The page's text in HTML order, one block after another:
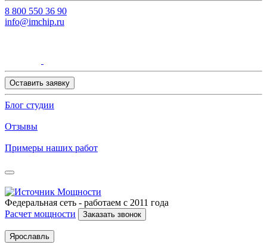
8 800 550 36 90
info@imchip.ru
Оставить заявку
Блог студии
Отзывы
Примеры наших работ
Федеральная сеть - работаем с 2011 года
Расчет мощности
Заказать звонок
Ярославль